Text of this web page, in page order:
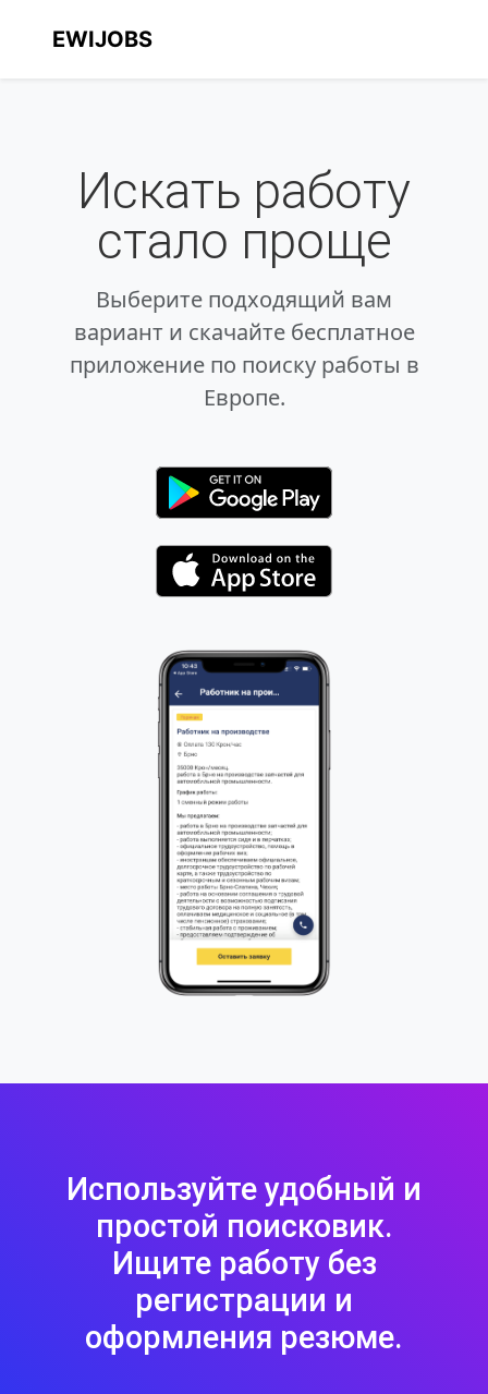
EWIJOBS
Искать работу
стало проще
Выберите подходящий вам
вариант и скачайте бесплатное
приложение по поиску работы в
Европе.
Используйте удобный и
простой поисковик.
Ищите работу без
регистрации и
оформления резюме.